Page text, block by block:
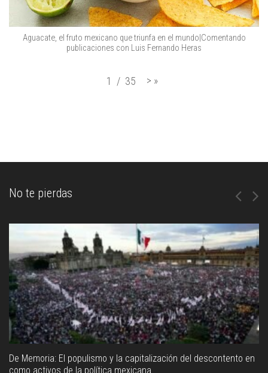
Aguacate, el fruto mexicano que triunfa en el mundo|Comentando
publicaciones con Luis Fernando Heras
1 / 35 > »
No te pierdas
De Memoria: El populismo y la capitalización del descontento en
como activos de la política mexicana